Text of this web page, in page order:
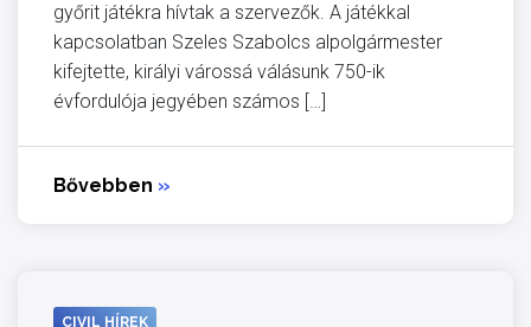
győrit játékra hívtak a szervezők. A játékkal
kapcsolatban Szeles Szabolcs alpolgármester
kifejtette, királyi várossá válásunk 750-ik
évfordulója jegyében számos […]
Bővebben »
CIVIL HÍREK